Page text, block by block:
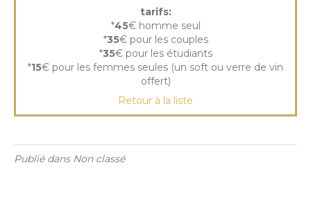
tarifs:
*45€ homme seul
*35€ pour les couples
*35€ pour les étudiants
*15€ pour les femmes seules (un soft ou verre de vin
offert)
Retour à la liste
Publié dans Non classé